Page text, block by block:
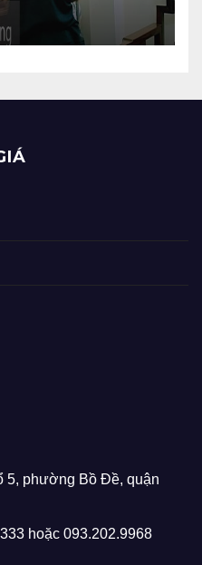
5, phường Bồ Đề, quận
hoặc 093.202.9968